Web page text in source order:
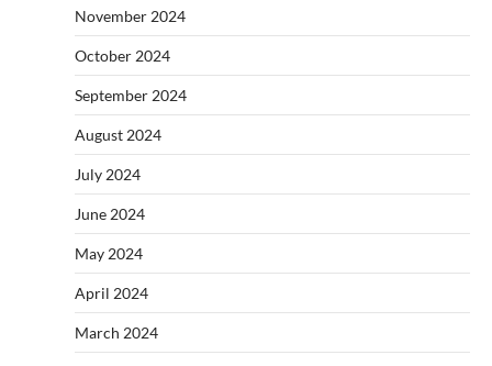
November 2024
October 2024
September 2024
August 2024
July 2024
June 2024
May 2024
April 2024
March 2024